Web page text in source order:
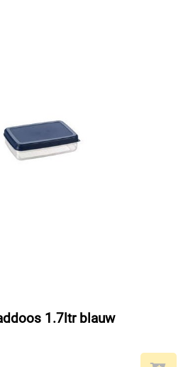
1.7ltr blauw